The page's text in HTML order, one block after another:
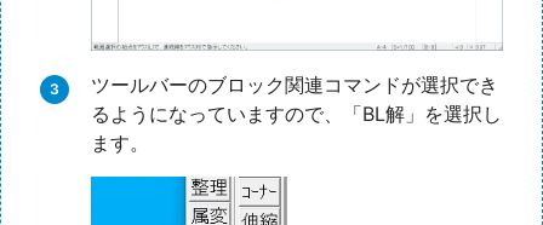
ツールバーのブロック関連コマンドが選択でき
るようになっていますので、「BL解」を選択し
ます。